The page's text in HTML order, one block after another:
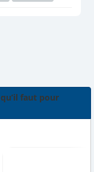
faut pour